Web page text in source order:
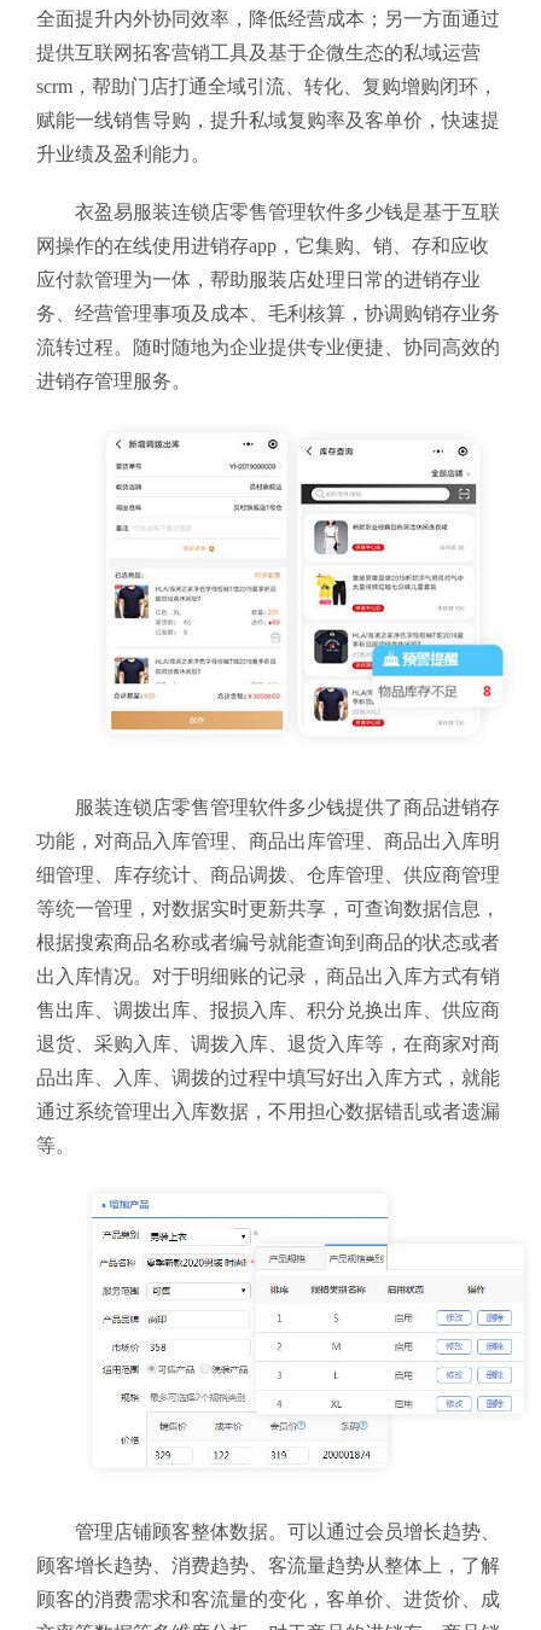
全面提升内外协同效率，降低经营成本；另一方面通过
提供互联网拓客营销工具及基于企微生态的私域运营
scrm，帮助门店打通全域引流、转化、复购增购闭环，
赋能一线销售导购，提升私域复购率及客单价，快速提
升业绩及盈利能力。
衣盈易服装连锁店零售管理软件多少钱是基于互联
网操作的在线使用进销存app，它集购、销、存和应收
应付款管理为一体，帮助服装店处理日常的进销存业
务、经营管理事项及成本、毛利核算，协调购销存业务
流转过程。随时随地为企业提供专业便捷、协同高效的
进销存管理服务。
服装连锁店零售管理软件多少钱提供了商品进销存
功能，对商品入库管理、商品出库管理、商品出入库明
细管理、库存统计、商品调拨、仓库管理、供应商管理
等统一管理，对数据实时更新共享，可查询数据信息，
根据搜索商品名称或者编号就能查询到商品的状态或者
出入库情况。对于明细账的记录，商品出入库方式有销
售出库、调拨出库、报损入库、积分兑换出库、供应商
退货、采购入库、调拨入库、退货入库等，在商家对商
品出库、入库、调拨的过程中填写好出入库方式，就能
通过系统管理出入库数据，不用担心数据错乱或者遗漏
等。
管理店铺顾客整体数据。可以通过会员增长趋势、
顾客增长趋势、消费趋势、客流量趋势从整体上，了解
顾客的消费需求和客流量的变化，客单价、进货价、成